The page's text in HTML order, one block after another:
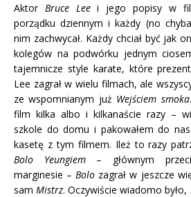
Aktor Bruce Leei jego popisy w
porządku dziennym i każdy (no
nim zachwycał. Każdy chciał być jak
kolegów na podwórku jednym
tajemnicze style karate, które
Lee zagrał w wielu filmach, ale
ze wspomnianym już Wejściem smoka
film kilka albo i kilkanaście razy –
szkole do domu i pakowałem do
kasetę z tym filmem. Ileż to razy
Bolo Yeungiem– głównym
marginesie –Bolo zagrał w jeszcze
samMistrz. Oczywiście wiadomo